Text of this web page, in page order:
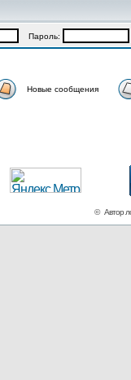
Пароль:
Новые сообщения
© Автор